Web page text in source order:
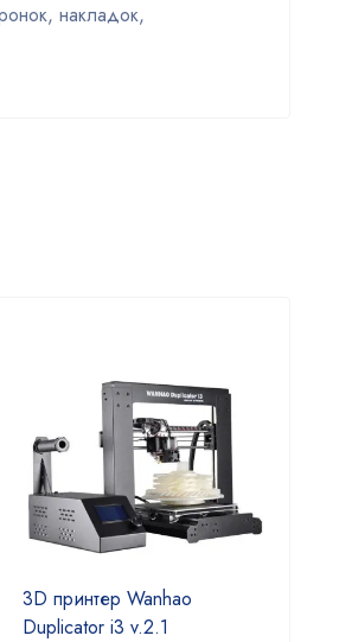
накладок,
3D принтер Wanhao
Duplicator i3 v.2.1